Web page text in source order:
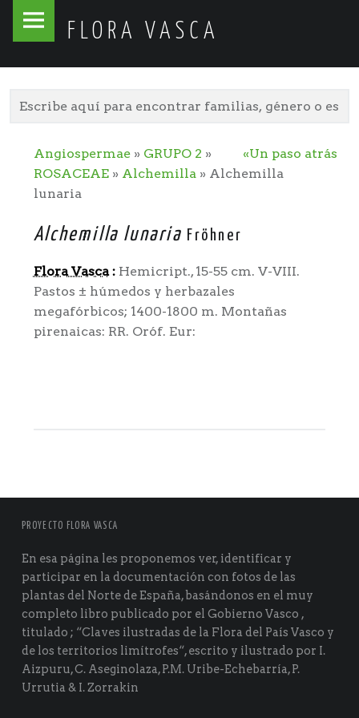
FLORA VASCA
Flora
Skip
«Un paso atrás
Angiospermae» GRUPO 2 »
ROSACEAE» Alchemilla» Alchemilla
lunaria
Alchemilla lunaria Fröhner
Flora Vasca:Hemicript., 15-55 cm. V-VIII.
Pastos ± húmedos y herbazales
megafórbicos; 1400-1800 m. Montañas
pirenaicas: RR. Oróf. Eur:
PROYECTO FLORA VASCA
En esa página les proponemos ver, identificar y
participar en la documentación con fotos de las
plantas del Norte de España, basándonos en el muy
completo libro publicado por el Gobierno Vasco ,
titulado ; “Claves ilustradas de la Flora del País Vasco y
de los territorios limítrofes“, escrito y ilustrado por I.
Aizpuru, C. Aseginolaza, P.M. Uribe-Echebarría, P.
Urrutia & I. Zorrakin